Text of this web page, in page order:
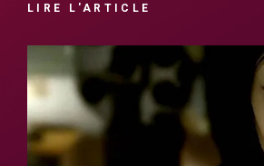
LIRE L'ARTICLE